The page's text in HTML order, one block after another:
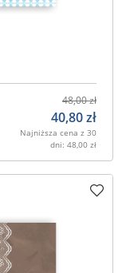
48,00zł
40,80zł
Najniższa cena z 30
dni: 48,00 zł